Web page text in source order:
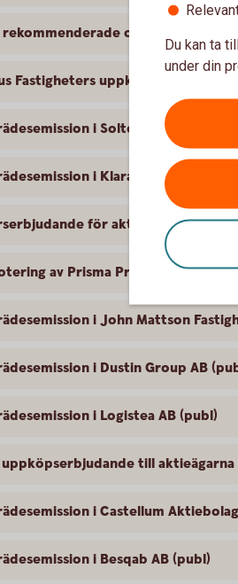
rekommenderade offentliga
Fastigheters uppköpserbjudande
i Soltech Energy
i KlaraBo Sverige AB
för aktieägare i SBB i
av Prisma Properties AB
i John Mattson
i Dustin Group AB
i Logistea AB (publ)
uppköpserbjudande till aktieägarna
i Castellum
i Besqab AB (publ)
Du kan ta
under din